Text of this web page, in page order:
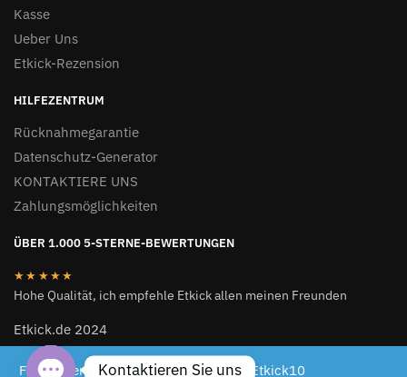
Für begrenzte Zeit 10 % Rabattcode: Etkick10
Kasse
Ueber Uns
Etkick-Rezension
HILFEZENTRUM
Rücknahmegarantie
Datenschutz-Generator
KONTAKTIERE UNS
Zahlungsmöglichkeiten
ÜBER 1.000 5-STERNE-BEWERTUNGEN
★★★★★
Hohe Qualität, ich empfehle Etkick allen meinen Freunden
Etkick.de 2024
ETKICK.DE 2024
Kontaktieren Sie uns